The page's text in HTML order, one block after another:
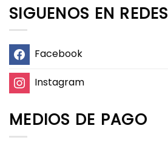
SIGUENOS EN REDES
Facebook
Instagram
MEDIOS DE PAGO